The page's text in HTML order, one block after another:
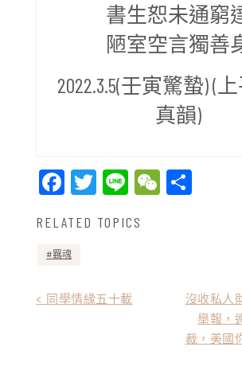
書生恕未通窮
陋室空言獨善
2022.3.5(壬寅驚蟄) (
真韻)
Facebook
Twitter
LineWeChat
RELATED TOPICS
羈魂
< 同學情緣五十載
沒收私人
舉報，
裁，美國